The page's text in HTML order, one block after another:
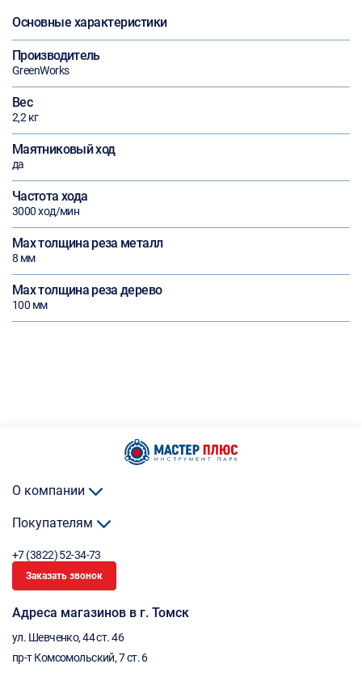
Основные характеристики
Производитель
GreenWorks
Вес
2,2 кг
Маятниковый ход
да
Частота хода
3000 ход/мин
Max толщина реза металл
8 мм
Max толщина реза дерево
100 мм
О компании
Покупателям
+7 (3822) 52-34-73
Заказать звонок
Адреса магазинов в г. Томск
ул. Шевченко, 44 ст. 46
пр-т Комсомольский, 7 ст. 6